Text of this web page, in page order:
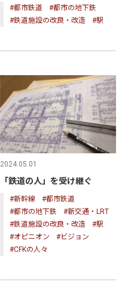
#都市鉄道
#都市の地下鉄
#鉄道施設の改良・改造
#駅
2024.05.01
「鉄道の人」を受け継ぐ
#新幹線
#都市鉄道
#都市の地下鉄
#新交通・LRT
#鉄道施設の改良・改造
#駅
#オピニオン
#ビジョン
#CFKの人々